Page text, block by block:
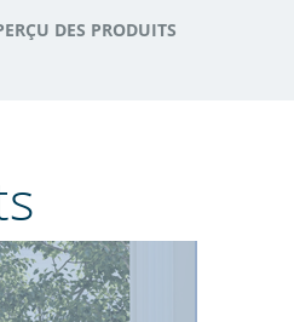
DES PRODUITS